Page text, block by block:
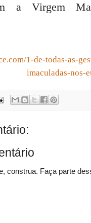
a Virgem
1-de-todas-as-
imaculadas-nos-
construa. Faça parte